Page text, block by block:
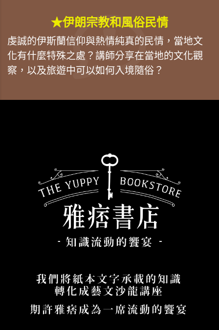
★伊朗宗教和風俗民情
虔誠的伊斯蘭信仰與熱情純真的民情，當地文
化有什麼特殊之處？講師分享在當地的文化觀
察，以及旅遊中可以如何入境隨俗？